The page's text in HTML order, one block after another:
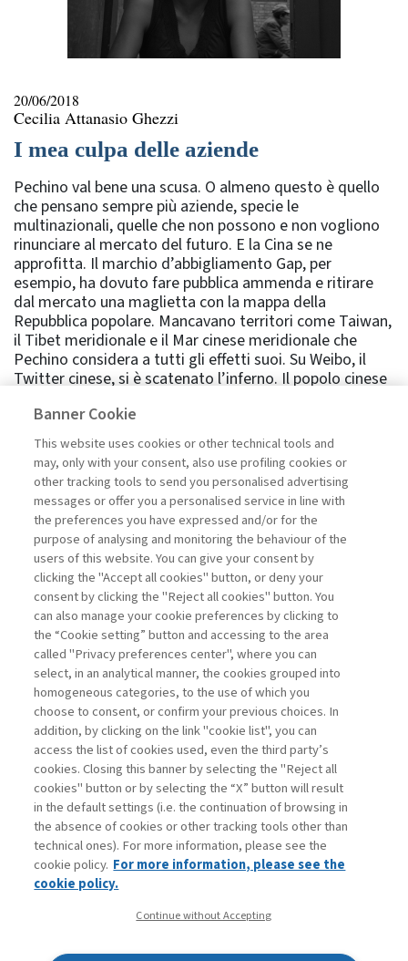
20/06/2018
Cecilia Attanasio Ghezzi
I mea culpa delle aziende
Pechino val bene una scusa. O almeno questo è quello
che pensano sempre più aziende, specie le
multinazionali, quelle che non possono e non vogliono
rinunciare al mercato del futuro. E la Cina se ne
approfitta. Il marchio d’abbigliamento Gap, per
esempio, ha dovuto fare pubblica ammenda e ritirare
dal mercato una maglietta con la mappa della
Repubblica popolare. Mancavano territori come Taiwan,
il Tibet meridionale e il Mar cinese meridionale che
Pechino considera a tutti gli effetti suoi. Su Weibo, il
Twitter cinese, si è scatenato l’inferno. Il popolo cinese
Precedente 1 2 3 4 5 6 7 Successivo
Contatti
Abbonamenti
Archivio rubriche
Privacy
Cookie policy
Whistleblowing
Dichiarazione di accessibilità
Mappa del sito
FacebookTwitterLinkedinFeeds
Banner Cookie
This website uses cookies or other technical tools and
may, only with your consent, also use profiling cookies or
other tracking tools to send you personalised advertising
messages or offer you a personalised service in line with
the preferences you have expressed and/or for the
purpose of analysing and monitoring the behaviour of the
users of this website. You can give your consent by
clicking the "Accept all cookies" button, or deny your
consent by clicking the "Reject all cookies" button. You
can also manage your cookie preferences by clicking to
the “Cookie setting” button and accessing to the area
called "Privacy preferences center", where you can
select, in an analytical manner, the cookies grouped into
homogeneous categories, to the use of which you
choose to consent, or confirm your previous choices. In
addition, by clicking on the link "cookie list", you can
access the list of cookies used, even the third party’s
cookies. Closing this banner by selecting the "Reject all
cookies" button or by selecting the “X” button will result
in the default settings (i.e. the continuation of browsing in
the absence of cookies or other tracking tools other than
technical ones). For more information, please see the
cookie policy. For more information, please see the
cookie policy.
Continue without Accepting